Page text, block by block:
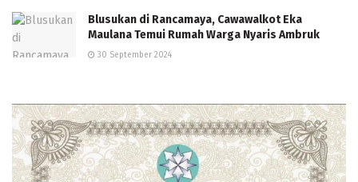
Blusukan di Rancamaya, Cawawalkot Eka
Maulana Temui Rumah Warga Nyaris Ambruk
30 September 2024